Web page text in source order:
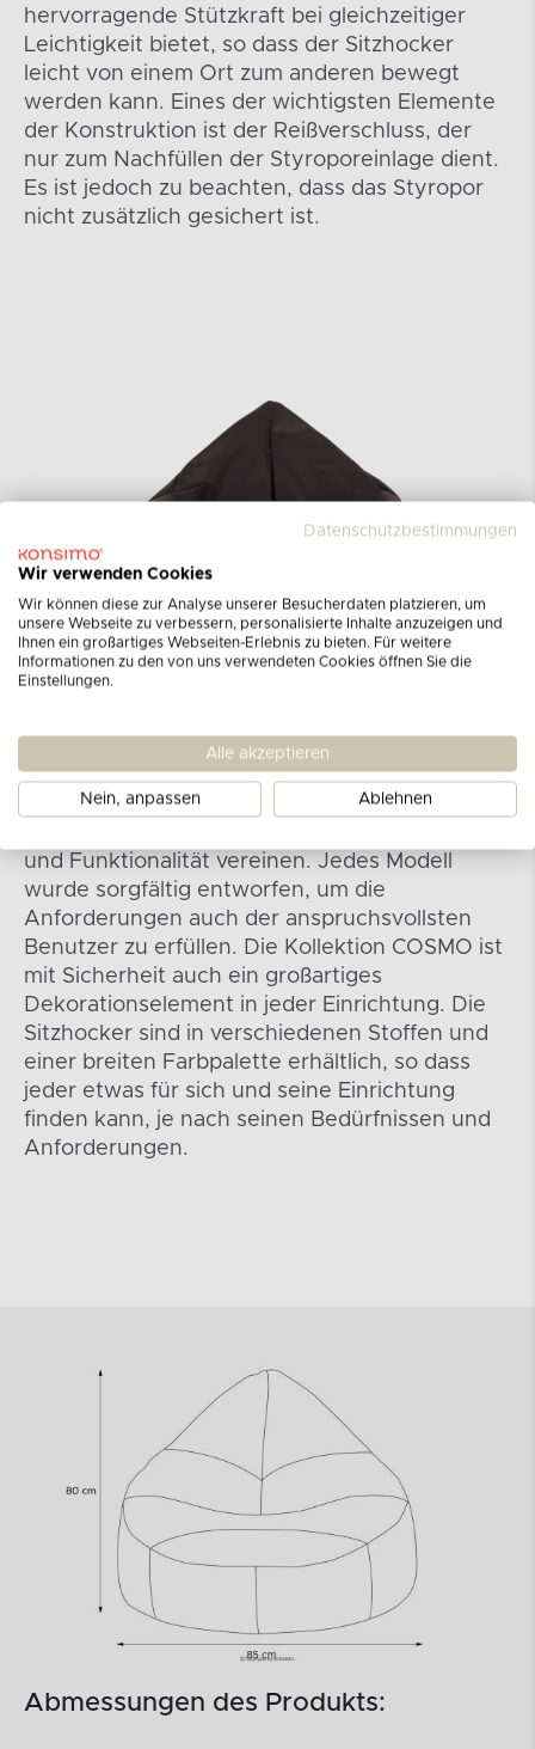
hervorragende Stützkraft bei gleichzeitiger
Leichtigkeit bietet, so dass der Sitzhocker
leicht von einem Ort zum anderen bewegt
werden kann. Eines der wichtigsten Elemente
der Konstruktion ist der Reißverschluss, der
nur zum Nachfüllen der Styroporeinlage dient.
Es ist jedoch zu beachten, dass das Styropor
nicht zusätzlich gesichert ist.
Kollektion COSMO
Die Kollektion COSMO ist eine Serie von
und Funktionalität vereinen. Jedes Modell
wurde sorgfältig entworfen, um die
Anforderungen auch der anspruchsvollsten
Benutzer zu erfüllen. Die Kollektion COSMO ist
mit Sicherheit auch ein großartiges
Dekorationselement in jeder Einrichtung. Die
Sitzhocker sind in verschiedenen Stoffen und
einer breiten Farbpalette erhältlich, so dass
jeder etwas für sich und seine Einrichtung
finden kann, je nach seinen Bedürfnissen und
Anforderungen.
Abmessungen des Produkts:
Datenschutzbestimmungen
Wir verwenden Cookies
Wir können diese zur Analyse unserer Besucherdaten platzieren, um
unsere Webseite zu verbessern, personalisierte Inhalte anzuzeigen und
Ihnen ein großartiges Webseiten-Erlebnis zu bieten. Für weitere
Informationen zu den von uns verwendeten Cookies öffnen Sie die
Einstellungen.
Alle akzeptieren
Nein, anpassen Ablehnen